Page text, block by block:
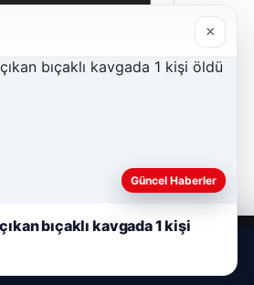
Club
×
Güncel Haberler
bıçaklı kavgada 1 kişi